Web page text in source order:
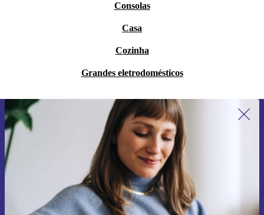
Consolas
Casa
Cozinha
Grandes eletrodomésticos
Subscreve a nossa newsletter pela
primeira vez e poupa 15€!
Não percas mais nenhuma oferta.